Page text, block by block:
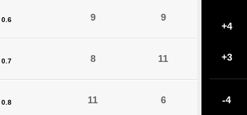
0.6
9 9
0.7
8 11
0.8
11 6
+4
+3
-4